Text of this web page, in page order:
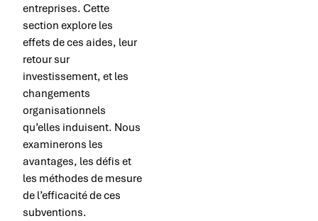
entreprises. Cette
section explore les
effets de ces aides, leur
retour sur
investissement, et les
changements
organisationnels
qu’elles induisent. Nous
examinerons les
avantages, les défis et
les méthodes de mesure
de l’efficacité de ces
subventions.